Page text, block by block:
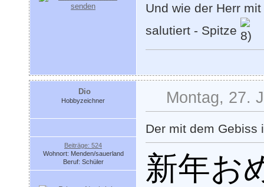
Und wie der Herr
salutiert - Spitze
Dio
Hobbyzeichner
Beiträge: 524
Wohnort: Menden/sauerland
Beruf: Schüler
Montag, 27.
Der mit dem Gebiss
新年お